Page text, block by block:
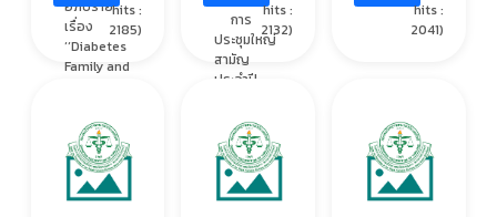
อภิปราย
เรื่อง
‘‘Diabetes
Family and
ลงทะเบียน ]
หรือคลิก
URL ด้าน
ล่างนี้ เพื่อ
ดาวน์โหลด
hits :
2185)
การ
ประชุมใหญ่
สามัญ
ประจำปี
การประชุม
วิชาการ
เรื่อง
‘‘Diabetes
Family and
hits :
2132)
hits :
2041)